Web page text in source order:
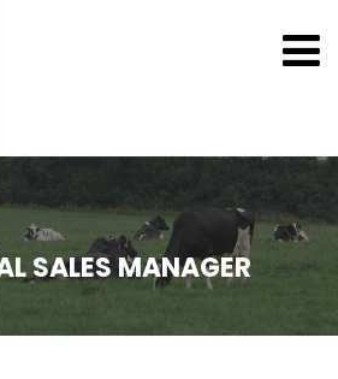
SALES MANAGER